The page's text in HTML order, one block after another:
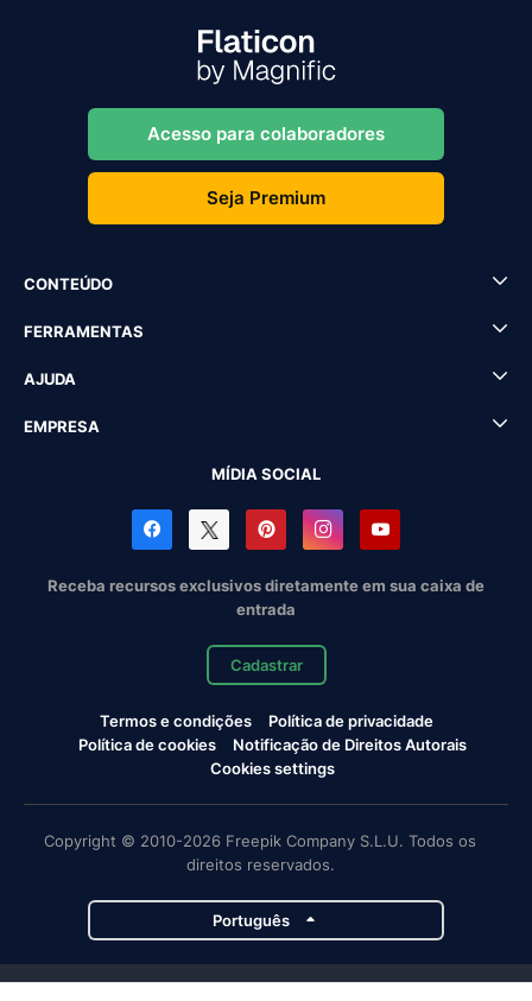
Acesso para colaboradores
Seja Premium
CONTEÚDO
FERRAMENTAS
AJUDA
EMPRESA
MÍDIA SOCIAL
Receba recursos exclusivos diretamente em sua caixa de
entrada
Cadastrar
Termos e condições
Política de privacidade
Política de cookies
Notificação de Direitos Autorais
Cookies settings
Copyright © 2010-2026 Freepik Company S.L.U. Todos os
direitos reservados.
Português